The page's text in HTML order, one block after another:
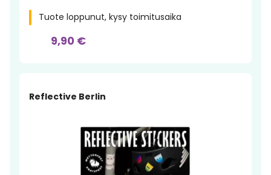
Tuote loppunut, kysy toimitusaika
9,90 €
Reflective Berlin